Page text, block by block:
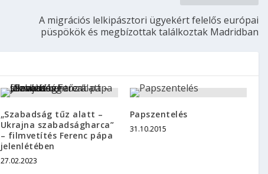
A migrációs lelkipásztori ügyekért felelős európai
püspökök és megbízottak találkoztak Madridban
„Szabadság tűz alatt –
Ukrajna szabadságharca”
– filmvetítés Ferenc pápa
jelenlétében
27.02.2023
Papszentelés
31.10.2015